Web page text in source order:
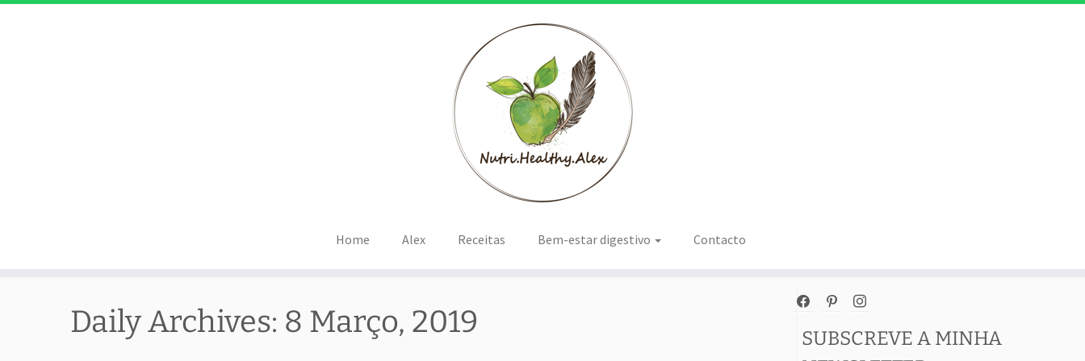
Home Alex Receitas Bem-estar digestivo Contacto
Daily Archives: 8 Março, 2019
facebookpinterestinstagram
SUBSCREVE A MINHA